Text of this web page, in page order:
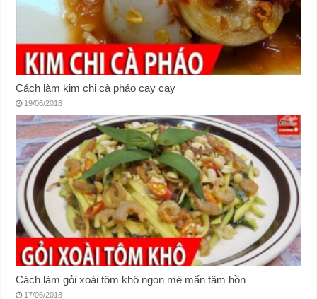
Cách làm kim chi cà pháo cay cay
19/06/2018
Cách làm gỏi xoài tôm khô ngon mê mẩn tâm hồn
17/06/2018